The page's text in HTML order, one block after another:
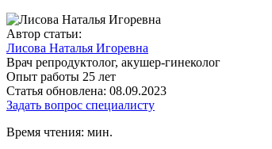
Автор статьи:
Лисова Наталья Игоревна
Врач репродуктолог, акушер-гинеколог
Опыт работы 25 лет
Статья обновлена: 08.09.2023
Задать вопрос специалисту
Время чтения: мин.